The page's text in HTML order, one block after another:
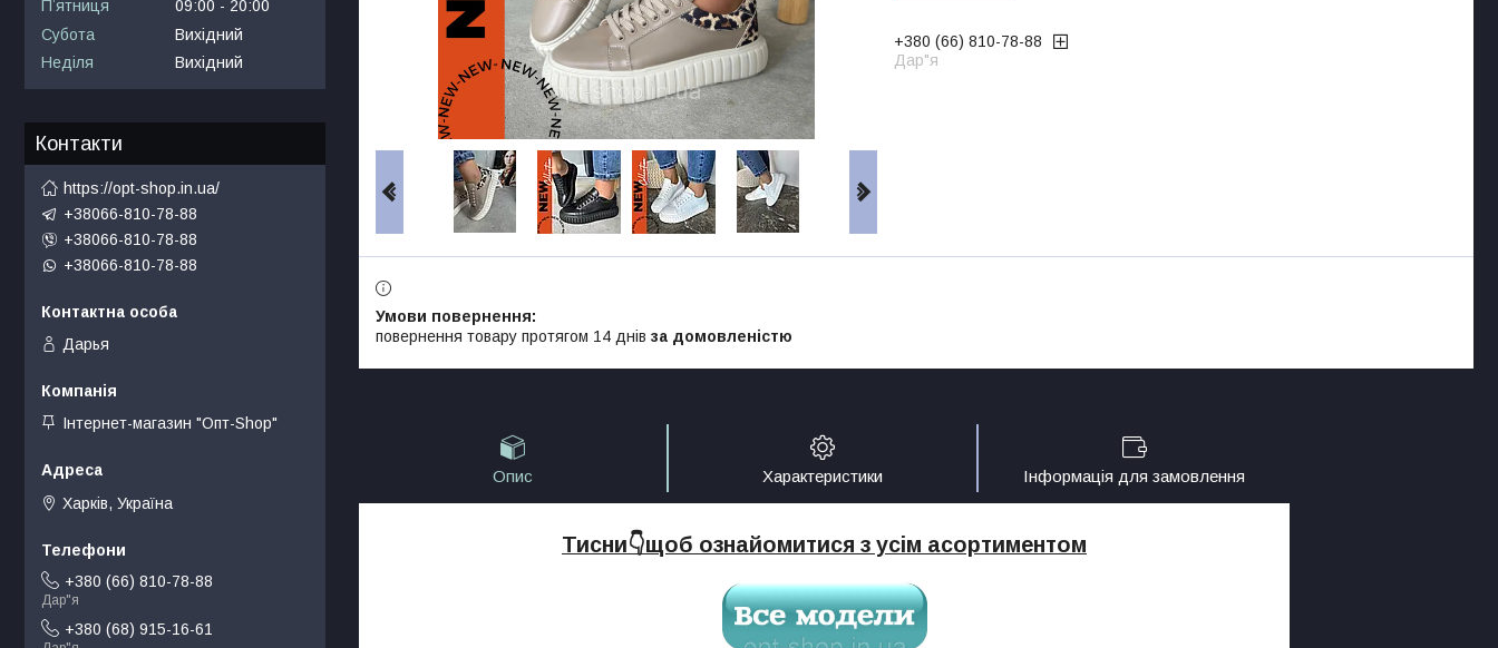
+380 (66) 810-78-88
Дар"я
повернення товару протягом 14 днів за домовленістю
Опис Характеристики Інформація для замовлення
Тисни👇щоб ознайомитися з усім асортиментом
Пʼятниця
09:00
20:00
Субота
Вихідний
Неділя
Вихідний
Контакти
https://opt-shop.in.ua/
+38066-810-78-88
+38066-810-78-88
+38066-810-78-88
Дарья
Інтернет-магазин "Опт-Shop"
Харків, Україна
+380 (66) 810-78-88
Дар"я
+380 (68) 915-16-61